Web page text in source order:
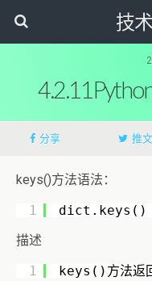
技
分享 推文
keys()方法语法：
1
dict.keys()
描述
1
keys()方法返回